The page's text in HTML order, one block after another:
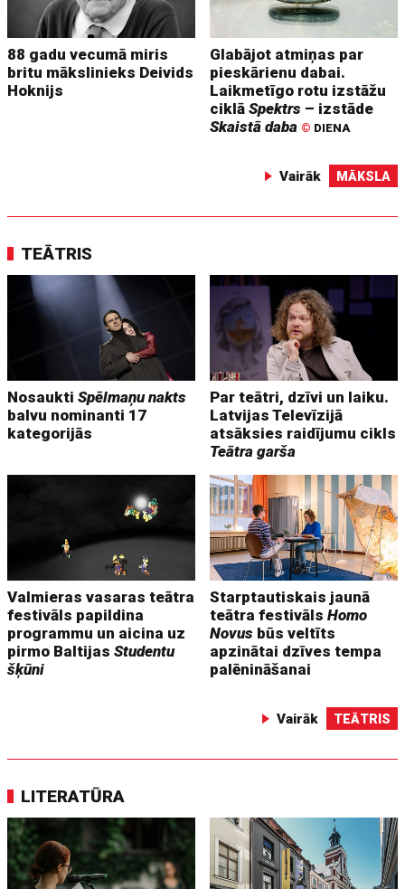
88 gadu vecumā miris
britu mākslinieks Deivids
Hoknijs
Glabājot atmiņas par
pieskārienu dabai.
Laikmetīgo rotu izstāžu
ciklāSpektrs – izstāde
Skaistā daba © DIENA
Vairāk MĀKSLA
TEĀTRIS
NosauktiSpēlmaņu nakts
balvu nominanti 17
kategorijās
Par teātri, dzīvi un laiku.
Latvijas Televīzijā
atsāksies raidījumu cikls
Teātra garša
Valmieras vasaras teātra
festivāls papildina
programmu un aicina uz
pirmo BaltijasStudentu
šķūni
Starptautiskais jaunā
teātra festivālsHomo
Novus būs veltīts
apzinātai dzīves tempa
palēnināšanai
Vairāk TEĀTRIS
LITERATŪRA